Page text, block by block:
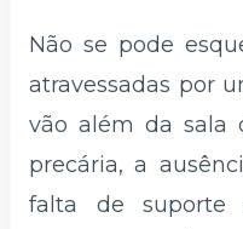
Não se pode
atravessadas por
vão além da sala
precária, a
falta de suporte